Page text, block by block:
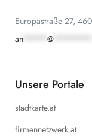
Europastraße 27,
an
@
Unsere Portale
stadtkarte.at
firmennetzwerk.at